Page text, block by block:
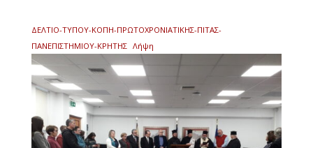
ΔΕΛΤΙΟ-ΤΥΠΟΥ-ΚΟΠΗ-ΠΡΩΤΟΧΡΟΝΙΑΤΙΚΗΣ-ΠΙΤΑΣ-
ΠΑΝΕΠΙΣΤΗΜΙΟΥ-ΚΡΗΤΗΣ Λήψη